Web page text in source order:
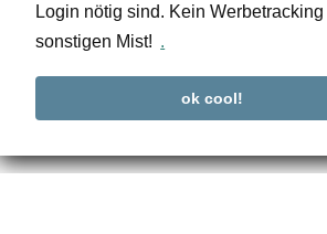
Login nötig sind. Kein
sonstigen Mist! .
ok cool!
Eine Antwort schreiben…